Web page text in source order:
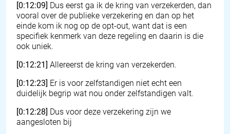
[0:12:09] Dus eerst ga ik de kring van verzekerden, dan
vooral over de publieke verzekering en dan op het
einde kom ik nog op de opt-out, want dat is een
specifiek kenmerk van deze regeling en daarin is die
ook uniek.
[0:12:21] Allereerst de kring van verzekerden.
[0:12:23] Er is voor zelfstandigen niet echt een
duidelijk begrip wat nou onder zelfstandigen valt.
[0:12:28] Dus voor deze verzekering zijn we
aangesloten bij